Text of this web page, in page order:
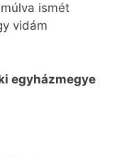
ismét
vidám
egyházmegye